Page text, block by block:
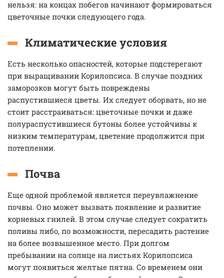
нельзя: на концах побегов начинают формироваться
цветочные почки следующего года.
Климатические условия
Есть несколько опасностей, которые подстерегают
при выращивании Корилопсиса. В случае поздних
заморозков могут быть повреждены
распустившиеся цветы. Их следует оборвать, но не
стоит расстраиваться: цветочные почки и даже
полураспустившиеся бутоны более устойчивы к
низким температурам, цветение продолжится при
потеплении.
Почва
Еще одной проблемой является переувлажнение
почвы. Оно может вызвать появление и развитие
корневых гнилей. В этом случае следует сократить
поливы либо, по возможности, пересадить растение
на более возвышенное место. При долгом
пребывании на солнце на листьях Корилопсиса
могут появиться желтые пятна. Со временем они